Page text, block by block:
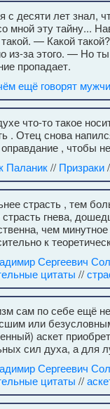
с десяти лет знал,
мной эту тайну...
такой. — Какой
из-за этого. — Но
пропадает.
ещё говорят
что-то такое
. Отец снова
оправдание , чтобы
Паланик// Призраки
страсть , тем
гнева,
чем
к
Сергеевич
цитаты //
сам по себе ещё
или
аскет
сил духа, а для
Сергеевич
цитаты //